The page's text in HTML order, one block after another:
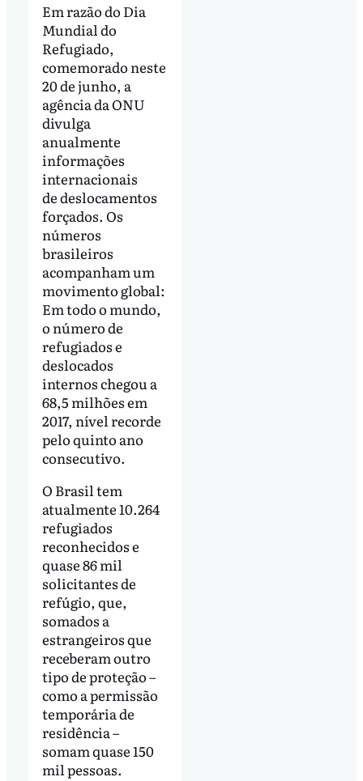
Em razão do Dia
Mundial do
Refugiado,
comemorado neste
20 de junho, a
agência da ONU
divulga
anualmente
informações
internacionais
de deslocamentos
forçados. Os
números
brasileiros
acompanham um
movimento global:
Em todo o mundo,
o número de
refugiados e
deslocados
internos chegou a
68,5 milhões em
2017, nível recorde
pelo quinto ano
consecutivo.
O Brasil tem
atualmente 10.264
refugiados
reconhecidos e
quase 86 mil
solicitantes de
refúgio, que,
somados a
estrangeiros que
receberam outro
tipo de proteção –
como a permissão
temporária de
residência –
somam quase 150
mil pessoas.